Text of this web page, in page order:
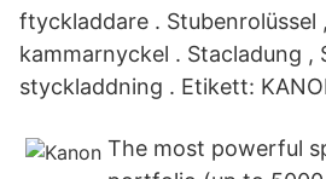
ftyckladdare . Stubenrolüssel
kammarnyckel . Stacladung ,
styckladdning . Etikett:
The most powerful